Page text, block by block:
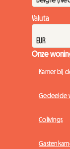
Valuta
Onze
Kamer bij
Gedeelde
Colivings